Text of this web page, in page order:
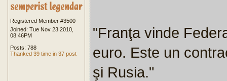
Registered Member #3500
Joined: Tue Nov 23 2010,
08:46PM
Posts: 788
Thanked 39 time in 37 post
"Franţa vinde
euro. Este un
şi Rusia."